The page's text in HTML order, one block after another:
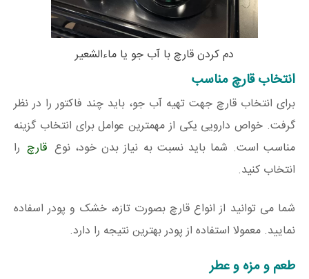
دم کردن قارچ با آب جو یا ماءالشعیر
انتخاب قارچ مناسب
برای انتخاب قارچ جهت تهیه آب جو، باید چند فاکتور را در نظر
گرفت. خواص دارویی یکی از مهمترین عوامل برای انتخاب گزینه
مناسب است. شما باید نسبت به نیاز بدن خود، نوع قارچ را
انتخاب کنید.
شما می توانید از انواع قارچ بصورت تازه، خشک و پودر اسفاده
نمایید. معمولا استفاده از پودر بهترین نتیجه را دارد.
طعم و مزه و عطر